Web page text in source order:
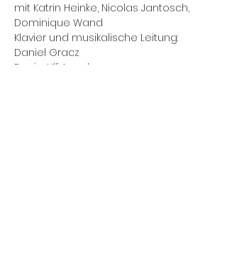
mit Katrin Heinke, Nicolas Jantosch,
Dominique Wand
Klavier und musikalische Leitung:
Daniel Gracz
Regie: Ulf Annel